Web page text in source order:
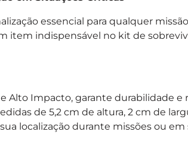
essencial para qualquer
item indispensável no kit de
Alto Impacto, garante durabilidade e
de 5,2 cm de altura, 2 cm de
localização durante missões ou